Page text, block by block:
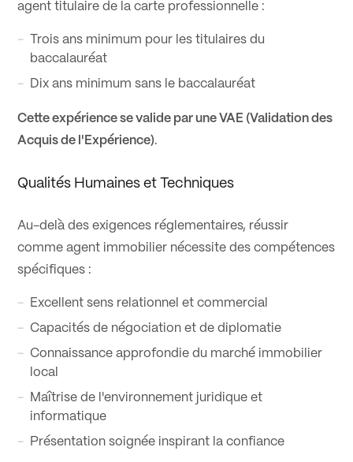
agent titulaire de la carte professionnelle :
Trois ans minimum pour les titulaires du
baccalauréat
Dix ans minimum sans le baccalauréat
Cette expérience se valide par une VAE (Validation des
Acquis de l'Expérience).
Qualités Humaines et Techniques
Au-delà des exigences réglementaires, réussir
comme agent immobilier nécessite des compétences
spécifiques :
Excellent sens relationnel et commercial
Capacités de négociation et de diplomatie
Connaissance approfondie du marché immobilier
local
Maîtrise de l'environnement juridique et
informatique
Présentation soignée inspirant la confiance